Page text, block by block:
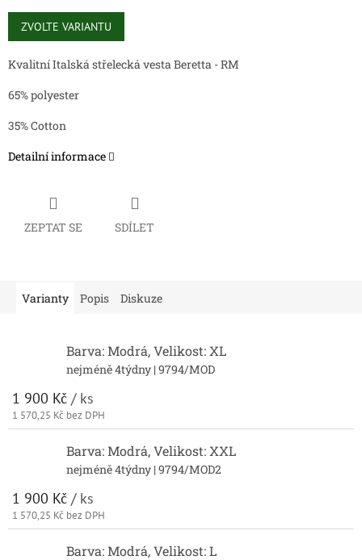
Měrná
cena:
ZVOLTE VARIANTU
Kvalitní Italská střelecká vesta Beretta - RM
65% polyester
35% Cotton
Detailní informace
ZEPTAT SE SDÍLET
Varianty Popis Diskuze
Barva: Modrá, Velikost: XL
nejméně 4týdny | 9794/MOD
1 900 Kč / ks
1 570,25 Kč bez DPH
Barva: Modrá, Velikost: XXL
nejméně 4týdny | 9794/MOD2
1 900 Kč / ks
1 570,25 Kč bez DPH
Barva: Modrá, Velikost: L